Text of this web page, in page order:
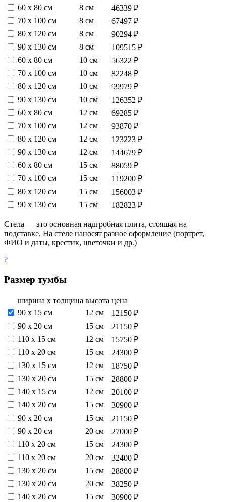
60 х 80 см
8 см
46339 ₽
70 х 100 см
8 см
67497 ₽
80 х 120 см
8 см
90294 ₽
90 х 130 см
8 см
109515 ₽
60 х 80 см
10 см
56322 ₽
70 х 100 см
10 см
82248 ₽
80 х 120 см
10 см
99979 ₽
90 х 130 см
10 см
126352 ₽
60 х 80 см
12 см
69285 ₽
70 х 100 см
12 см
93870 ₽
80 х 120 см
12 см
123223 ₽
90 х 130 см
12 см
144679 ₽
60 х 80 см
15 см
88059 ₽
70 х 100 см
15 см
119200 ₽
80 х 120 см
15 см
156003 ₽
90 х 130 см
15 см 182823 ₽
Стела — это основная надгробная плита, стоящая на
подставке. На стеле наносят разное оформление (портрет,
ФИО и даты, крестик, цветочки и др.)
?
Размер тумбы
ширина х толщина высота цена
90 х 15 см
12 см
12150 ₽
90 х 20 см
15 см
21150 ₽
110 х 15 см
12 см
15750 ₽
110 х 20 см
15 см
24300 ₽
130 х 15 см
12 см
18750 ₽
130 х 20 см
15 см
28800 ₽
140 х 15 см
12 см
20100 ₽
140 х 20 см
15 см
30900 ₽
90 х 20 см
15 см
21150 ₽
90 х 20 см
20 см
27000 ₽
110 х 20 см
15 см
24300 ₽
110 х 20 см
20 см
32400 ₽
130 х 20 см
15 см
28800 ₽
130 х 20 см
20 см
38250 ₽
140 х 20 см
15 см
30900 ₽